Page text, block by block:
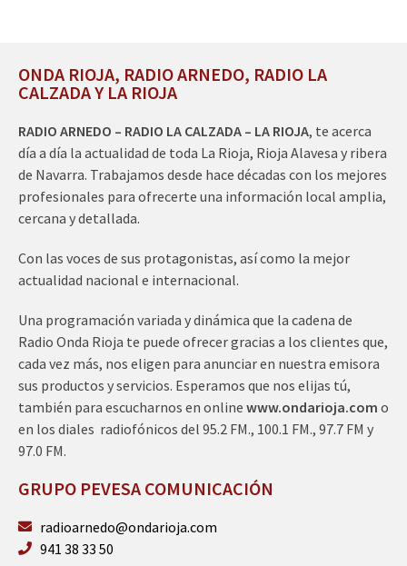
ONDA RIOJA, RADIO ARNEDO, RADIO LA
CALZADA Y LA RIOJA
RADIO ARNEDO – RADIO LA CALZADA – LA RIOJA, te acerca
día a día la actualidad de toda La Rioja, Rioja Alavesa y ribera
de Navarra. Trabajamos desde hace décadas con los mejores
profesionales para ofrecerte una información local amplia,
cercana y detallada.
Con las voces de sus protagonistas, así como la mejor
actualidad nacional e internacional.
Una programación variada y dinámica que la cadena de
Radio Onda Rioja te puede ofrecer gracias a los clientes que,
cada vez más, nos eligen para anunciar en nuestra emisora
sus productos y servicios. Esperamos que nos elijas tú,
también para escucharnos en online www.ondarioja.com o
en los diales radiofónicos del 95.2 FM., 100.1 FM., 97.7 FM y
97.0 FM.
GRUPO PEVESA COMUNICACIÓN
radioarnedo@ondarioja.com
941 38 33 50